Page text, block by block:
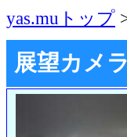
yas.muトップ
展望カメ